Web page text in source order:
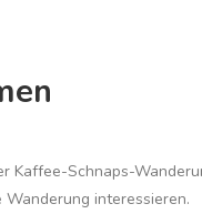
Kaffee-Schnaps-
interessieren.